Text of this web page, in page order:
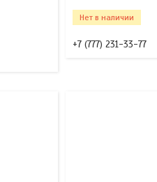
Нет в наличии
+7 (777) 231-33-77